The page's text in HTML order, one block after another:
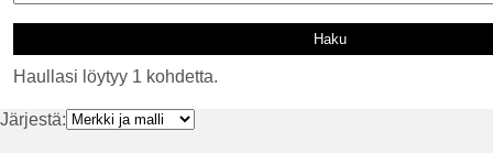
Haullasi löytyy 1 kohdetta.
Järjestä: